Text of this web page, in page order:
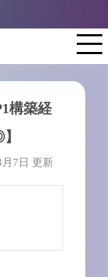
構築経
月7日 更新